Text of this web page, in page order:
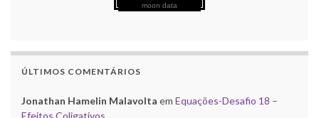
moon data
ÚLTIMOS COMENTÁRIOS
Jonathan Hamelin Malavolta em Equações-Desafio 18 –
Efeitos Coligativos